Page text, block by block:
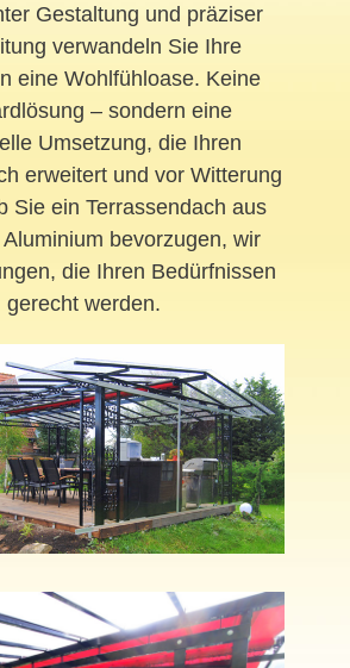
Gestaltung und präziser
verwandeln Sie Ihre
eine Wohlfühloase. Keine
– sondern eine
Umsetzung, die Ihren
erweitert und vor Witterung
Sie ein Terrassendach aus
bevorzugen, wir
die Ihren Bedürfnissen
gerecht werden.